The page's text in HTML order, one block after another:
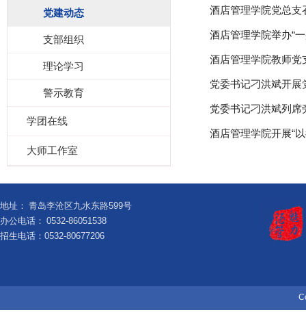
党建动态
支部组织
理论学习
警示教育
学团在线
大师工作室
酒店管理学院党总支
酒店管理学院举办“
酒店管理学院教师党
党委书记刁洪斌开
党委书记刁洪斌列
酒店管理学院开展“
地址： 青岛李沧区九水东路599号
办公电话： 0532-86051538
招生电话：0532-80677206